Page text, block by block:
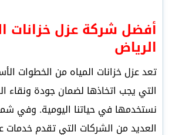
أفضل شركة عزل خزانات
الرياض
تعد عزل خزانات المياه من الخطوات
التي يجب اتخاذها لضمان جودة ونقاء
نستخدمها في حياتنا اليومية. وفي
العديد من الشركات التي تقدم خدمات